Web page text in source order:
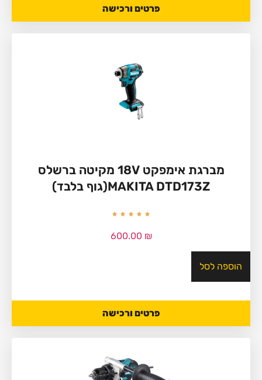
פרטים ורכישה
מברגת אימפקט 18V מקיטה ברשלס
MAKITA DTD173Z(גוף בלבד)
600.00 ₪
הוספה לסל
פרטים ורכישה